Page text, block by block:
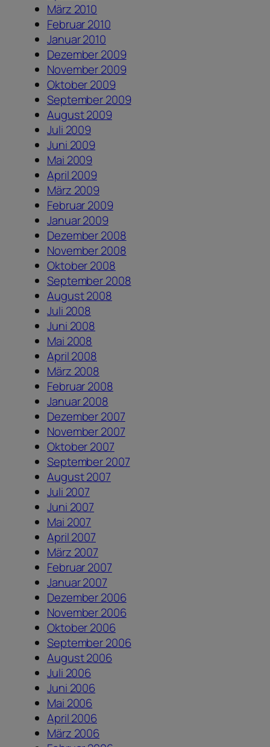
März 2010
Februar 2010
Januar 2010
Dezember 2009
November 2009
Oktober 2009
September 2009
August 2009
Juli 2009
Juni 2009
Mai 2009
April 2009
März 2009
Februar 2009
Januar 2009
Dezember 2008
November 2008
Oktober 2008
September 2008
August 2008
Juli 2008
Juni 2008
Mai 2008
April 2008
März 2008
Februar 2008
Januar 2008
Dezember 2007
November 2007
Oktober 2007
September 2007
August 2007
Juli 2007
Juni 2007
Mai 2007
April 2007
März 2007
Februar 2007
Januar 2007
Dezember 2006
November 2006
Oktober 2006
September 2006
August 2006
Juli 2006
Juni 2006
Mai 2006
April 2006
März 2006